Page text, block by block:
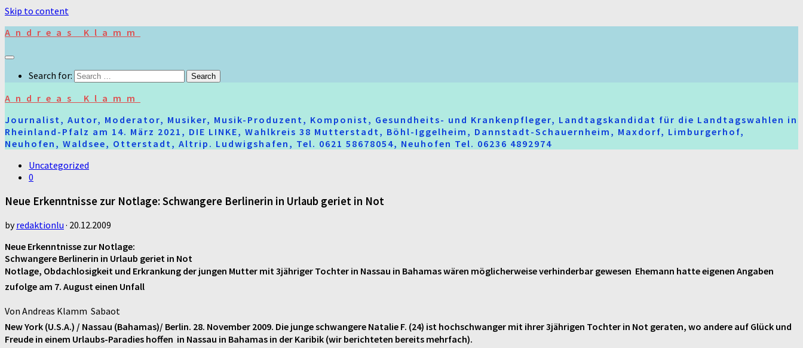
Skip to content
Andreas Klamm
Search for:
Andreas Klamm
Journalist, Autor, Moderator, Musiker, Musik-Produzent, Komponist, Gesundheits- und Krankenpfleger, Landtagskandidat für die Landtagswahlen in
Rheinland-Pfalz am 14. März 2021, DIE LINKE, Wahlkreis 38 Mutterstadt, Böhl-Iggelheim, Dannstadt-Schauernheim, Maxdorf, Limburgerhof,
Neuhofen, Waldsee, Otterstadt, Altrip. Ludwigshafen, Tel. 0621 58678054, Neuhofen Tel. 06236 4892974
Uncategorized
0
Neue Erkenntnisse zur Notlage: Schwangere Berlinerin in Urlaub geriet in Not
byredaktionlu · 20.12.2009
Neue Erkenntnisse zur Notlage:
Schwangere Berlinerin in Urlaub geriet in Not
Notlage, Obdachlosigkeit und Erkrankung der jungen Mutter mit 3jähriger Tochter in Nassau in Bahamas wären möglicherweise verhinderbar gewesen  Ehemann hatte eigenen Angaben
zufolge am 7. August einen Unfall
Von Andreas Klamm  Sabaot
New York (U.S.A.) / Nassau (Bahamas)/ Berlin. 28. November 2009. Die junge schwangere Natalie F. (24) ist hochschwanger mit ihrer 3jährigen Tochter in Not geraten, wo andere auf Glück und
Freude in einem Urlaubs-Paradies hoffen  in Nassau in Bahamas in der Karibik (wir berichteten bereits mehrfach).